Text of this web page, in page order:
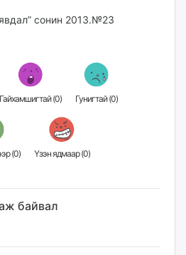
сонин 2013.№23
Гайхамшигтай (0) Гунигтай (0)
Жихүүцмээр (0) Үзэн ядмаар (0)
байвал